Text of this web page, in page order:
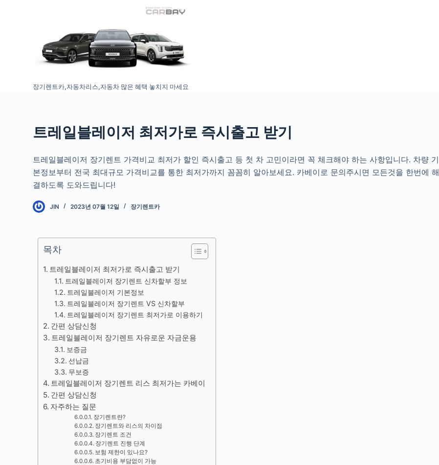
장기렌트카,자동차리스,자동차 많은 혜택 놓치지 마세요
트레일블레이저 최저가로 즉시출고 받기
트레일블레이저 장기렌트 가격비교 최저가 할인 즉시출고 등 첫 차 고민이라면 꼭 체크해야 하는 사항입니다. 차량 기
본정보부터 전국 최대규모 가격비교를 통한 최저가까지 꼼꼼히 알아보세요. 카베이로 문의주시면 모든것을 한번에 해
결하도록 도와드립니다!
JIN 2023년 07월 12일 장기렌트카
목차
트레일블레이저 최저가로 즉시출고 받기
트레일블레이저 장기렌트 신차할부 정보
트레일블레이저 기본정보
트레일블레이저 장기렌트 VS 신차할부
트레일블레이저 장기렌트 최저가로 이용하기
간편 상담신청
트레일블레이저 장기렌트 자유로운 자금운용
보증금
선납금
무보증
트레일블레이저 장기렌트 리스 최저가는 카베이
간편 상담신청
자주하는 질문
장기렌트란?
장기렌트와 리스의 차이점
장기렌트 조건
장기렌트 진행 단계
보험 제한이 있나요?
초기비용 부담없이 가능